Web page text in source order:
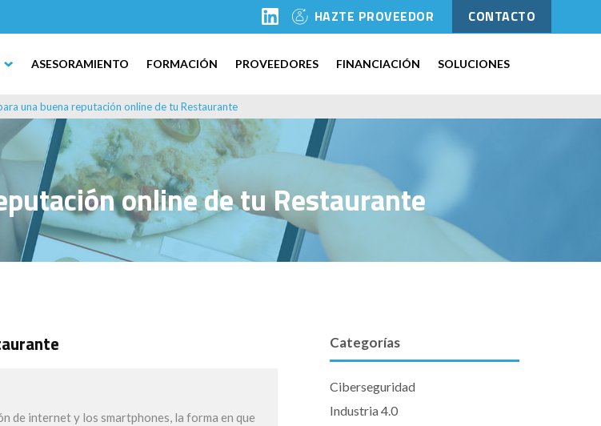
HAZTE PROVEEDOR CONTACTO
ASESORAMIENTO FORMACIÓN PROVEEDORES FINANCIACIÓN SOLUCIONES
una buena reputación online de tu Restaurante
online de tu Restaurante
de internet y los smartphones, la forma en que
Categorías
Ciberseguridad
Industria 4.0